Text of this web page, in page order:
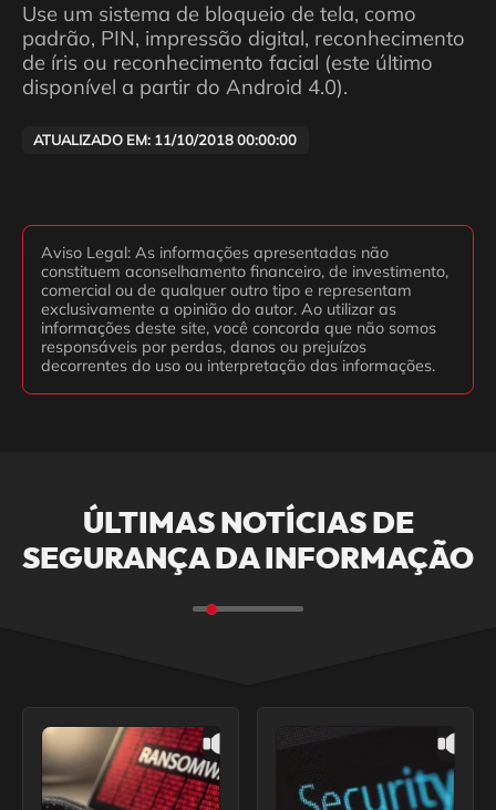
Use um sistema de bloqueio de tela, como
padrão, PIN, impressão digital, reconhecimento
de íris ou reconhecimento facial (este último
disponível a partir do Android 4.0).
ATUALIZADO EM: 11/10/2018 00:00:00
Aviso Legal: As informações apresentadas não
constituem aconselhamento financeiro, de investimento,
comercial ou de qualquer outro tipo e representam
exclusivamente a opinião do autor. Ao utilizar as
informações deste site, você concorda que não somos
responsáveis por perdas, danos ou prejuízos
decorrentes do uso ou interpretação das informações.
ÚLTIMAS NOTÍCIAS DE
SEGURANÇA DA INFORMAÇÃO